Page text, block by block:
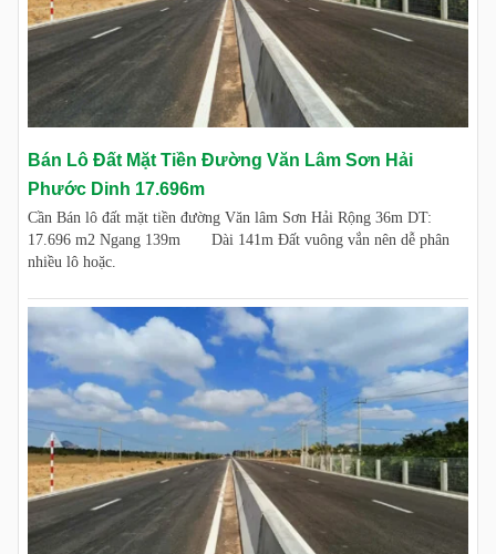
Bán Lô Đất Mặt Tiền Đường Văn Lâm Sơn Hải
Phước Dinh 17.696m
Cần Bán lô đất mặt tiền đường Văn lâm Sơn Hải Rộng 36m DT:
17.696 m2 Ngang 139m Dài 141m Đất vuông vắn nên dễ phân
nhiều lô hoặc.